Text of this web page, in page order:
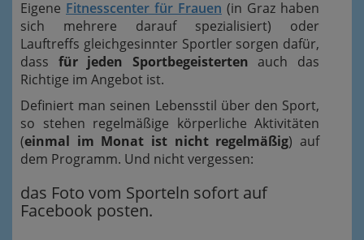
Eigene Fitnesscenter für Frauen (in Graz haben
sich mehrere darauf spezialisiert) oder
Lauftreffs gleichgesinnter Sportler sorgen dafür,
dass für jeden Sportbegeisterten auch das
Richtige im Angebot ist.
Definiert man seinen Lebensstil über den Sport,
so stehen regelmäßige körperliche Aktivitäten
(einmal im Monat ist nicht regelmäßig) auf
dem Programm. Und nicht vergessen:
das Foto vom Sporteln sofort auf
Facebook posten.